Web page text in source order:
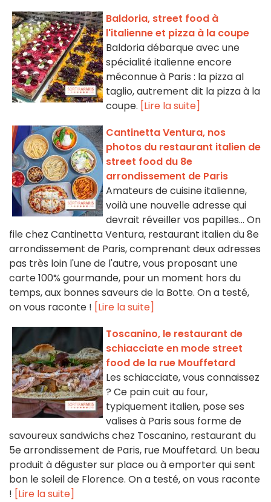
Baldoria, street food à
l'italienne et pizza à la coupe
Baldoria débarque avec une
spécialité italienne encore
méconnue à Paris : la pizza al
taglio, autrement dit la pizza à la
coupe. [Lire la suite]
Cantinetta Ventura, nos
photos du restaurant italien de
street food du 8e
arrondissement de Paris
Amateurs de cuisine italienne,
voilà une nouvelle adresse qui
devrait réveiller vos papilles... On
file chez Cantinetta Ventura, restaurant italien du 8e
arrondissement de Paris, comprenant deux adresses
pas très loin l'une de l'autre, vous proposant une
carte 100% gourmande, pour un moment hors du
temps, aux bonnes saveurs de la Botte. On a testé,
on vous raconte ! [Lire la suite]
Toscanino, le restaurant de
schiacciate en mode street
food de la rue Mouffetard
Les schiacciate, vous connaissez
? Ce pain cuit au four,
typiquement italien, pose ses
valises à Paris sous forme de
savoureux sandwichs chez Toscanino, restaurant du
5e arrondissement de Paris, rue Mouffetard. Un beau
produit à déguster sur place ou à emporter qui sent
bon le soleil de Florence. On a testé, on vous raconte
! [Lire la suite]